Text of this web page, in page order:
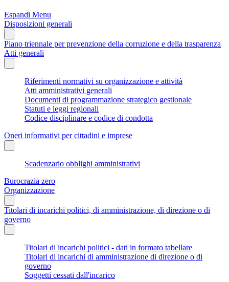
Espandi Menu
Disposizioni generali
Piano triennale per prevenzione della corruzione e della trasparenza
Atti generali
Riferimenti normativi su organizzazione e attività
Atti amministrativi generali
Documenti di programmazione strategico gestionale
Statuti e leggi regionali
Codice disciplinare e codice di condotta
Oneri informativi per cittadini e imprese
Scadenzario obblighi amministrativi
Burocrazia zero
Organizzazione
Titolari di incarichi politici, di amministrazione, di direzione o di
governo
Titolari di incarichi politici - dati in formato tabellare
Titolari di incarichi di amministrazione di direzione o di
governo
Soggetti cessati dall'incarico